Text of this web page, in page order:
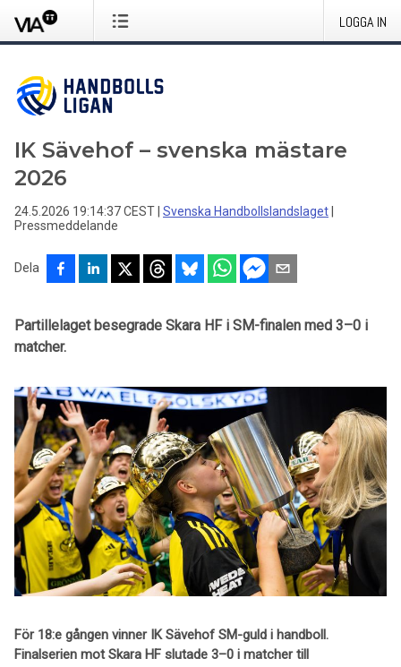
LOGGA IN
IK Sävehof – svenska mästare
2026
24.5.2026 19:14:37 CEST Svenska Handbollslandslaget
Pressmeddelande
Dela
Partillelaget besegrade Skara HF i SM-finalen med 3–0 i
matcher.
För 18:e gången vinner IK Sävehof SM-guld i handboll.
Finalserien mot Skara HF slutade 3–0 i matcher till